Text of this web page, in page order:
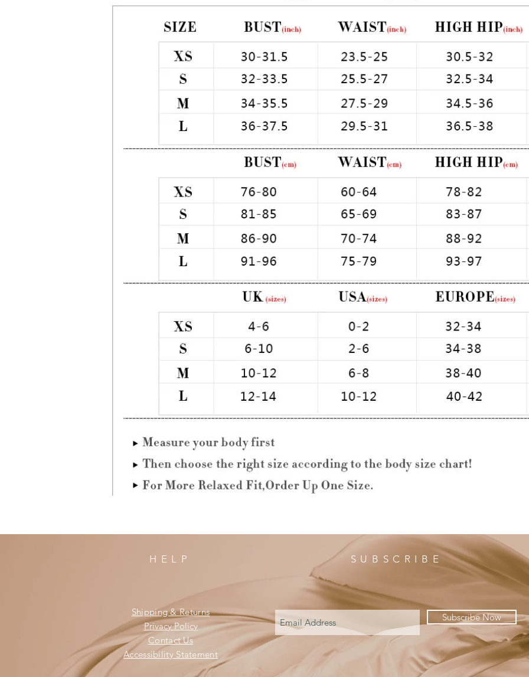
HELP
Shipping & Returns
Privacy Policy
Contact Us
Accessibility Statement
SUBSCRIBE
Subscribe Now